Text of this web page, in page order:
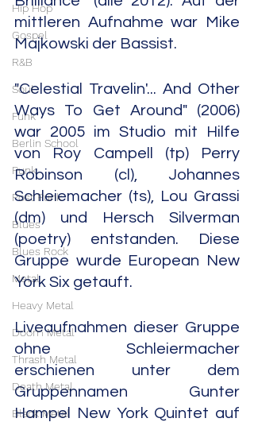
Hip Hop
Gospel
R&B
Soul
Funk
Berlin School
Punk
Post Punk
Blues
Blues Rock
Metal
Heavy Metal
Doom Metal
Thrash Metal
Death Metal
Black Metal
mittleren Aufnahme war Mike
Majkowski der Bassist.
"Celestial Travelin'... And Other
Ways To Get Around" (2006)
war 2005 im Studio mit Hilfe
von Roy Campell (tp) Perry
Robinson (cl), Johannes
Schleiemacher (ts), Lou Grassi
(dm) und Hersch Silverman
(poetry) entstanden. Diese
Gruppe wurde European New
York Six getauft.
Liveaufnahmen dieser Gruppe
ohne Schleiermacher
erschienen unter dem
Gruppennamen Gunter
Hampel New York Quintet auf